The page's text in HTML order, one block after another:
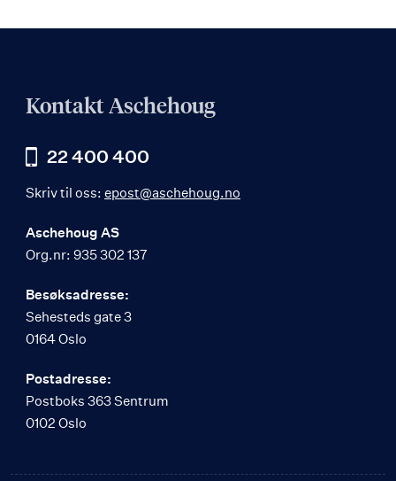
Kontakt Aschehoug
22 400 400
Skriv til oss: epost@aschehoug.no
Aschehoug AS
Org.nr: 935 302 137
Besøksadresse:
Sehesteds gate 3
0164 Oslo
Postadresse:
Postboks 363 Sentrum
0102 Oslo